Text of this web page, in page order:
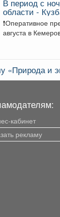
В период с
области -
дожди, днем
❗️Оперативное
августа в
«Природа и
кабинет
рекламу